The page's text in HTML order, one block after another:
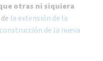
otras ni siquiera
la extensión de la
de la nueva